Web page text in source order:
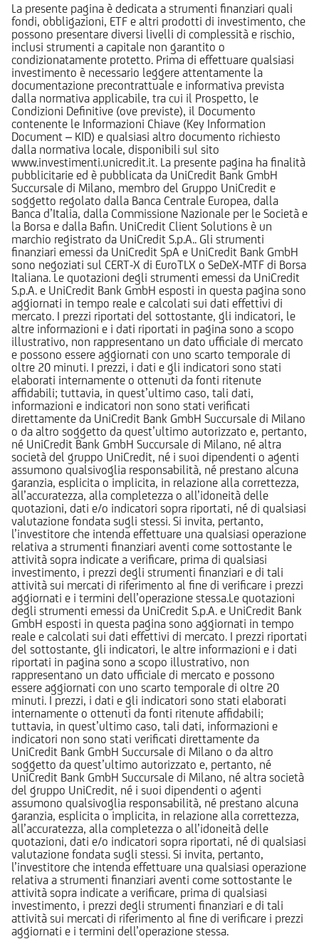
La presente pagina è dedicata a strumenti finanziari quali
fondi, obbligazioni, ETF e altri prodotti di investimento, che
possono presentare diversi livelli di complessità e rischio,
inclusi strumenti a capitale non garantito o
condizionatamente protetto. Prima di effettuare qualsiasi
investimento è necessario leggere attentamente la
documentazione precontrattuale e informativa prevista
dalla normativa applicabile, tra cui il Prospetto, le
Condizioni Definitive (ove previste), il Documento
contenente le Informazioni Chiave (Key Information
Document – KID) e qualsiasi altro documento richiesto
dalla normativa locale, disponibili sul sito
www.investimenti.unicredit.it. La presente pagina ha finalità
pubblicitarie ed è pubblicata da UniCredit Bank GmbH
Succursale di Milano, membro del Gruppo UniCredit e
soggetto regolato dalla Banca Centrale Europea, dalla
Banca d’Italia, dalla Commissione Nazionale per le Società e
la Borsa e dalla Bafin. UniCredit Client Solutions è un
marchio registrato da UniCredit S.p.A.. Gli strumenti
finanziari emessi da UniCredit SpA e UniCredit Bank GmbH
sono negoziati sul CERT-X di EuroTLX o SeDeX-MTF di Borsa
Italiana. Le quotazioni degli strumenti emessi da UniCredit
S.p.A. e UniCredit Bank GmbH esposti in questa pagina sono
aggiornati in tempo reale e calcolati sui dati effettivi di
mercato. I prezzi riportati del sottostante, gli indicatori, le
altre informazioni e i dati riportati in pagina sono a scopo
illustrativo, non rappresentano un dato ufficiale di mercato
e possono essere aggiornati con uno scarto temporale di
oltre 20 minuti. I prezzi, i dati e gli indicatori sono stati
elaborati internamente o ottenuti da fonti ritenute
affidabili; tuttavia, in quest’ultimo caso, tali dati,
informazioni e indicatori non sono stati verificati
direttamente da UniCredit Bank GmbH Succursale di Milano
o da altro soggetto da quest’ultimo autorizzato e, pertanto,
né UniCredit Bank GmbH Succursale di Milano, né altra
società del gruppo UniCredit, né i suoi dipendenti o agenti
assumono qualsivoglia responsabilità, né prestano alcuna
garanzia, esplicita o implicita, in relazione alla correttezza,
all’accuratezza, alla completezza o all’idoneità delle
quotazioni, dati e/o indicatori sopra riportati, né di qualsiasi
valutazione fondata sugli stessi. Si invita, pertanto,
l’investitore che intenda effettuare una qualsiasi operazione
relativa a strumenti finanziari aventi come sottostante le
attività sopra indicate a verificare, prima di qualsiasi
investimento, i prezzi degli strumenti finanziari e di tali
attività sui mercati di riferimento al fine di verificare i prezzi
aggiornati e i termini dell’operazione stessa.Le quotazioni
degli strumenti emessi da UniCredit S.p.A. e UniCredit Bank
GmbH esposti in questa pagina sono aggiornati in tempo
reale e calcolati sui dati effettivi di mercato. I prezzi riportati
del sottostante, gli indicatori, le altre informazioni e i dati
riportati in pagina sono a scopo illustrativo, non
rappresentano un dato ufficiale di mercato e possono
essere aggiornati con uno scarto temporale di oltre 20
minuti. I prezzi, i dati e gli indicatori sono stati elaborati
internamente o ottenuti da fonti ritenute affidabili;
tuttavia, in quest’ultimo caso, tali dati, informazioni e
indicatori non sono stati verificati direttamente da
UniCredit Bank GmbH Succursale di Milano o da altro
soggetto da quest’ultimo autorizzato e, pertanto, né
UniCredit Bank GmbH Succursale di Milano, né altra società
del gruppo UniCredit, né i suoi dipendenti o agenti
assumono qualsivoglia responsabilità, né prestano alcuna
garanzia, esplicita o implicita, in relazione alla correttezza,
all’accuratezza, alla completezza o all’idoneità delle
quotazioni, dati e/o indicatori sopra riportati, né di qualsiasi
valutazione fondata sugli stessi. Si invita, pertanto,
l’investitore che intenda effettuare una qualsiasi operazione
relativa a strumenti finanziari aventi come sottostante le
attività sopra indicate a verificare, prima di qualsiasi
investimento, i prezzi degli strumenti finanziari e di tali
attività sui mercati di riferimento al fine di verificare i prezzi
aggiornati e i termini dell’operazione stessa.